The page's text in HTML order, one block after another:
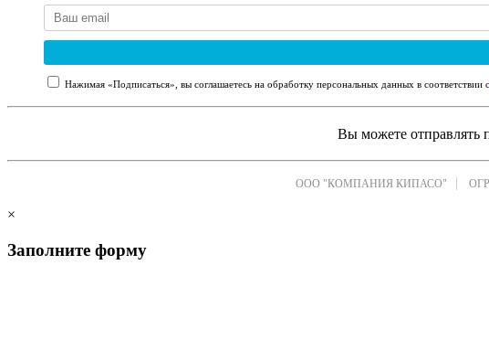
Нажимая «Подписаться», вы соглашаетесь на обработку персональных данных в соответствии с
Вы можете отправлять
ООО "КОМПАНИЯ КИПАСО"
×
Заполните форму